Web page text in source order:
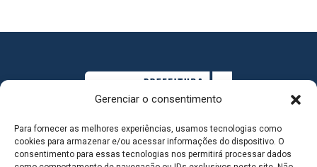
Gerenciar o consentimento
Para fornecer as melhores experiências, usamos tecnologias como
cookies para armazenar e/ou acessar informações do dispositivo. O
consentimento para essas tecnologias nos permitirá processar dados